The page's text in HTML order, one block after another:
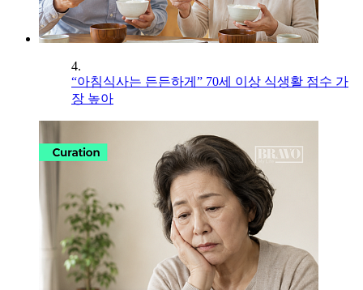
4.
“아침식사는 든든하게” 70세 이상 식생활 점수 가
장 높아